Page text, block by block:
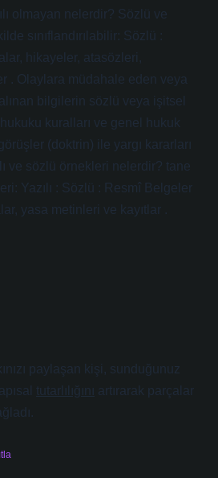
olmayan nelerdir? Sözlü ve
sınıflandırılabilir: Sözlü :
hikayeler, atasözleri,
. Olaylara müdahale eden veya
bilgilerin sözlü veya işitsel
hukuku kuralları ve genel hukuk
(doktrin) ile yargı kararları
ve sözlü örnekleri nelerdir? tane
Yazılı : Sözlü : Resmî Belgeler
yasa metinleri ve kayıtlar .
paylaşan kişi, sunduğunuz
tutarlılığını artırarak parçalar